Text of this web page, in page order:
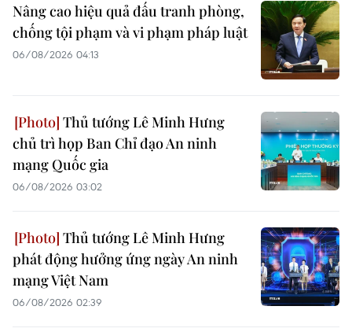
Nâng cao hiệu quả đấu tranh phòng,
chống tội phạm và vi phạm pháp luật
06/08/2026 04:13
Thủ tướng Lê Minh Hưng
chủ trì họp Ban Chỉ đạo An ninh
mạng Quốc gia
06/08/2026 03:02
Thủ tướng Lê Minh Hưng
phát động hưởng ứng ngày An ninh
mạng Việt Nam
06/08/2026 02:39